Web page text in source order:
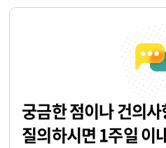
궁금한 점이나 건의
질의하시면 1주일 이